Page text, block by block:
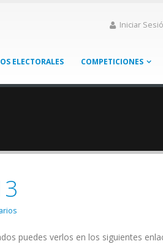
Iniciar
ELECTORALES COMPETICIONES
puedes verlos en los siguientes